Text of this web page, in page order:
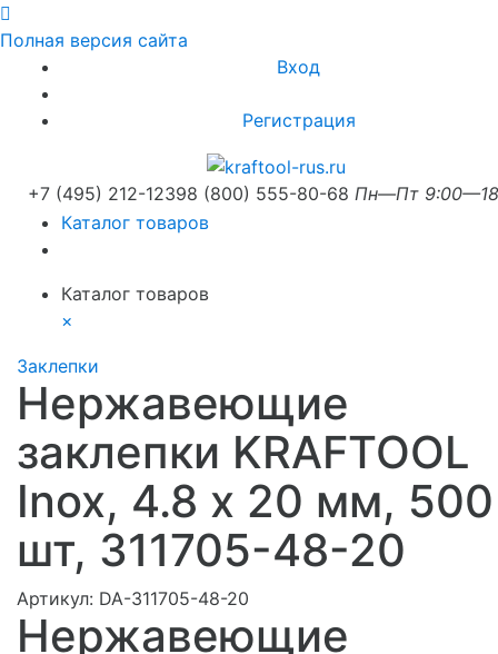
Полная версия сайта
Вход
Регистрация
+7 (495) 212-12398 (800) 555-80-68 Пн—Пт
Каталог товаров
Каталог товаров
×
Заклепки
Нержавеющие
заклепки KRAFTOOL
Inox, 4.8 х 20 мм, 500
шт, 311705-48-20
Артикул: DA-311705-48-20
Нержавеющие